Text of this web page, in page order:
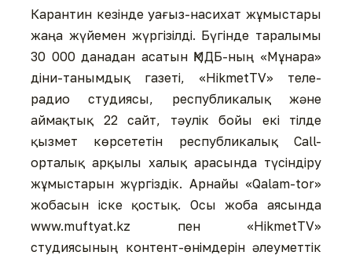
Карантин кезінде уағыз-на­си­хат жұмыстары
жаңа жүйе­мен жүргізілді. Бүгінде тара­лымы
30 000 данадан асатын ҚМДБ-ның «Мұнара»
діни-танымдық газеті, «HikmetTV» теле-
радио студиясы, республикалық және
аймақтық 22 сайт, тәулік бойы екі тілде
қызмет көрсететін республикалық Call-
орталық арқылы халық арасында түсіндіру
жұмыстарын жүргіздік. Арнайы «Qalam-tor»
жобасын іске қостық. Осы жоба аясында
www.muftyat.kz пен «HikmetTV»
студиясының контент-өнімдерін әлеуметтік